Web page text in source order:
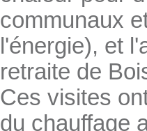
communaux
l'énergie), et
retraite de
Ces visites
du chauffage